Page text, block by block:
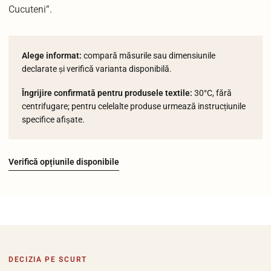
Cucuteni”.
Alege informat: compară măsurile sau dimensiunile
declarate și verifică varianta disponibilă.
Îngrijire confirmată pentru produsele textile: 30°C, fără
centrifugare; pentru celelalte produse urmează instrucțiunile
specifice afișate.
Verifică opțiunile disponibile
DECIZIA PE SCURT